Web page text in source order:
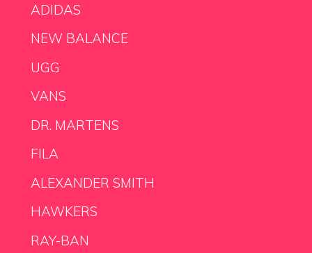
ADIDAS
NEW BALANCE
UGG
VANS
DR. MARTENS
FILA
ALEXANDER SMITH
HAWKERS
RAY-BAN